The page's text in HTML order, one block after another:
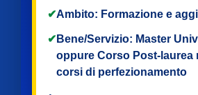
✔Ambito: Formazione e
✔ Bene/Servizio: Master
oppure Corso Post-laurea
corsi di perfezionamento